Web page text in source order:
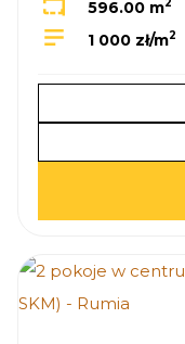
596.00 m2
1 000 zł/m2